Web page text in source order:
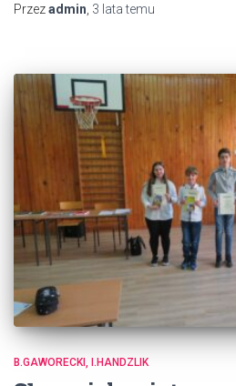
Przezadmin 3 latatemu
B.GAWORECKI, I.HANDZLIK